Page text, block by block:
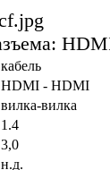
кабель
HDMI - HDMI
вилка-вилка
1.4
3,0
н.д.